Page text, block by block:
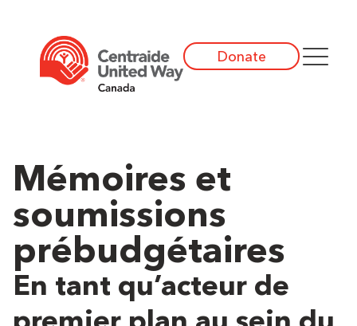
Donate
Mémoires et
soumissions
prébudgétaires
En tant qu’acteur de